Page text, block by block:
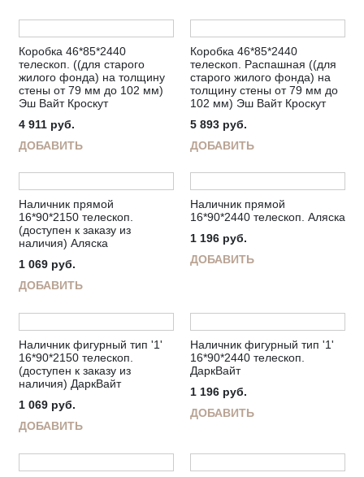
Коробка 46*85*2440
телескоп. ((для старого
жилого фонда) на толщину
стены от 79 мм до 102 мм)
Эш Вайт Кроскут
4 911 руб.
ДОБАВИТЬ
Коробка 46*85*2440
телескоп. Распашная ((для
старого жилого фонда) на
толщину стены от 79 мм до
102 мм) Эш Вайт Кроскут
5 893 руб.
ДОБАВИТЬ
Наличник прямой
16*90*2150 телескоп.
(доступен к заказу из
наличия) Аляска
1 069 руб.
ДОБАВИТЬ
Наличник прямой
16*90*2440 телескоп. Аляска
1 196 руб.
ДОБАВИТЬ
Наличник фигурный тип '1'
16*90*2150 телескоп.
(доступен к заказу из
наличия) ДаркВайт
1 069 руб.
ДОБАВИТЬ
Наличник фигурный тип '1'
16*90*2440 телескоп.
ДаркВайт
1 196 руб.
ДОБАВИТЬ